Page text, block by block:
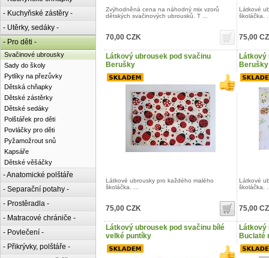
- Kuchyňské zástěry -
- Utěrky, sedáky -
- Pro děti -
Svačinové ubrousky
Sady do školy
Pytlíky na přezůvky
Dětská chňapky
Dětské zástěrky
Dětské sedáky
Polštářek pro děti
Povláčky pro děti
Pyžamožrout snů
Kapsáře
Dětské věšáčky
- Anatomické polštáře
- Separační potahy -
- Prostěradla -
- Matracové chrániče -
- Povlečení -
- Přikrývky, polštáře -
Zvýhodněná cena na náhodný mix vzorů
dětských svačinových ubrousků. T ...
70,00 CZK
Látkové
školáčka.
75,00
Látkový ubrousek pod svačinu
Berušky
Látkové ubrousky pro každého malého
školáčka. ...
75,00 CZK
Látkový
Látkové
školáčka.
75,00
Látkový ubrousek pod svačinu bílé
velké puntíky
Látkový
Buclaté